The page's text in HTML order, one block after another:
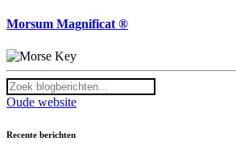
Morsum Magnificat ®
Oude website
Recente berichten